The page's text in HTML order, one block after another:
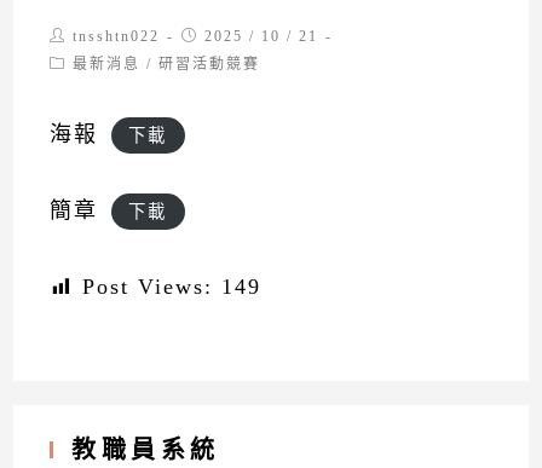
Post
author:
tnsshtn022
Post
published:
2025 / 10 / 21
Post最新消息 / 研習活動競賽
海報 下載
簡章 下載
Post Views: 149
教職員系統